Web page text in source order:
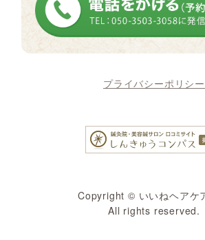
プライバシーポリシー
Copyright © いいねヘアケ
All rights reserved.